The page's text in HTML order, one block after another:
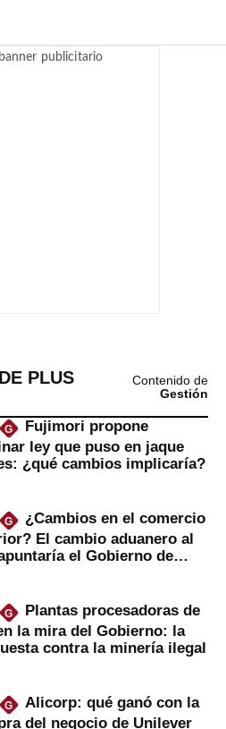
PLUS
Contenido de
Gestión
G
Fujimori propone
ley que puso en jaque
¿qué cambios implicaría?
G
¿Cambios en el comercio
El cambio aduanero al
el Gobierno de
G
Plantas procesadoras de
la mira del Gobierno: la
contra la minería ilegal
G
Alicorp: qué ganó con la
del negocio de Unilever